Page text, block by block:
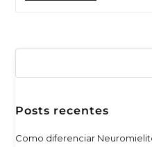
Posts recentes
Como diferenciar